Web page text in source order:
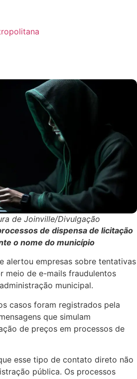
de Joinville/Divulgação
de dispensa de licitação
o nome do município
alertou empresas sobre tentativas
meio de e-mails fraudulentos
municipal.
casos foram registrados pela
que simulam
de preços em processos de
esse tipo de contato direto não
pública. Os processos